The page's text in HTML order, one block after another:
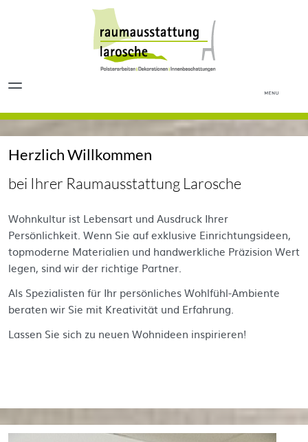
Herzlich Willkommen
bei Ihrer Raumausstattung Larosche
Wohnkultur ist Lebensart und Ausdruck Ihrer
Persönlichkeit. Wenn Sie auf exklusive Einrichtungsideen,
topmoderne Materialien und handwerkliche Präzision Wert
legen, sind wir der richtige Partner.
Als Spezialisten für Ihr persönliches Wohlfühl-Ambiente
beraten wir Sie mit Kreativität und Erfahrung.
Lassen Sie sich zu neuen Wohnideen inspirieren!